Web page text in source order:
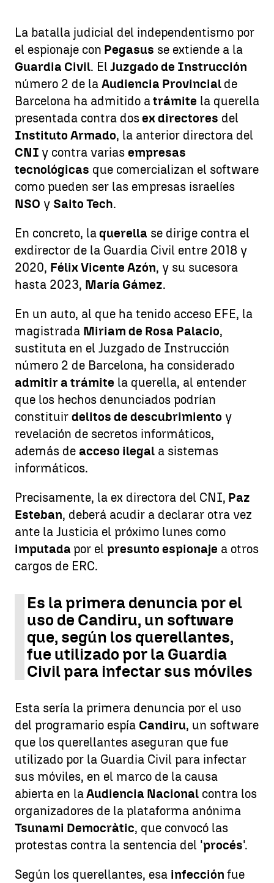
La batalla judicial del independentismo por
el espionaje con Pegasus se extiende a la
Guardia Civil. El Juzgado de Instrucción
número 2 de la Audiencia Provincial de
Barcelona ha admitido atrámite la querella
presentada contra dosex directores del
Instituto Armado, la anterior directora del
CNI y contra varias empresas
tecnológicas que comercializan el software
como pueden ser las empresas israelíes
NSO y Saito Tech.
En concreto, laquerella se dirige contra el
exdirector de la Guardia Civil entre 2018 y
2020, Félix Vicente Azón, y su sucesora
hasta 2023, María Gámez.
En un auto, al que ha tenido acceso EFE, la
magistrada Miriam de Rosa Palacio,
sustituta en el Juzgado de Instrucción
número 2 de Barcelona, ha considerado
admitir a trámite la querella, al entender
que los hechos denunciados podrían
constituir delitos de descubrimiento y
revelación de secretos informáticos,
además de acceso ilegal a sistemas
informáticos.
Precisamente, la ex directora del CNI, Paz
Esteban, deberá acudir a declarar otra vez
ante la Justicia el próximo lunes como
imputada por el presunto espionaje a otros
cargos de ERC.
Es la primera denuncia por el
uso de Candiru, un software
que, según los querellantes,
fue utilizado por la Guardia
Civil para infectar sus móviles
Esta sería la primera denuncia por el uso
del programario espía Candiru, un software
que los querellantes aseguran que fue
utilizado por la Guardia Civil para infectar
sus móviles, en el marco de la causa
abierta en laAudiencia Nacional contra los
organizadores de la plataforma anónima
Tsunami Democràtic, que convocó las
protestas contra la sentencia del 'procés'.
Según los querellantes, esa infección fue